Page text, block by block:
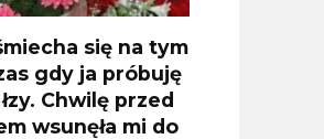
się na tym
gdy ja próbuję
Chwilę przed
wsunęła mi do